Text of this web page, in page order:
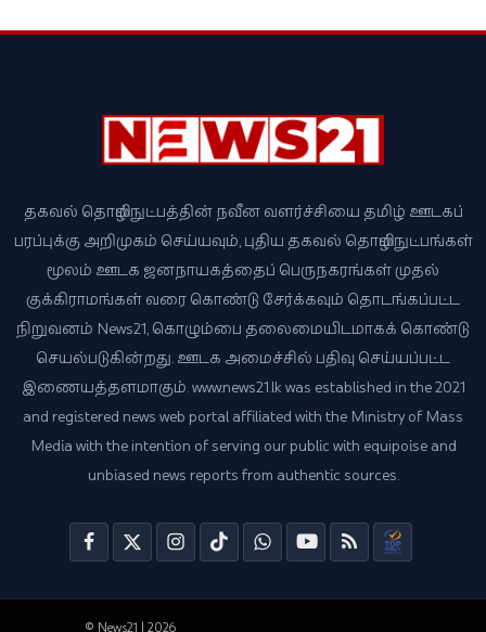
தகவல் தொழில்நுட்பத்தின் நவீன வளர்ச்சியை தமிழ் ஊடகப்
பரப்புக்கு அறிமுகம் செய்யவும், புதிய தகவல் தொழில்நுட்பங்கள்
மூலம் ஊடக ஜனநாயகத்தைப் பெருநகரங்கள் முதல்
குக்கிராமங்கள் வரை கொண்டு சேர்க்கவும் தொடங்கப்பட்ட
நிறுவனம் News21, கொழும்பை தலைமையிடமாகக் கொண்டு
செயல்படுகின்றது. ஊடக அமைச்சில் பதிவு செய்யப்பட்ட
இணையத்தளமாகும். www.news21.lk was established in the 2021
and registered news web portal affiliated with the Ministry of Mass
Media with the intention of serving our public with equipoise and
unbiased news reports from authentic sources.
© News21 | 2026